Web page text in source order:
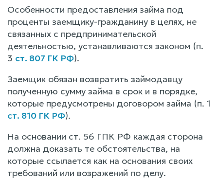
Особенности предоставления займа под
проценты заемщику-гражданину в целях, не
связанных с предпринимательской
деятельностью, устанавливаются законом (п.
3 ст. 807 ГК РФ).
Заемщик обязан возвратить займодавцу
полученную сумму займа в срок и в порядке,
которые предусмотрены договором займа (п. 1
ст. 810 ГК РФ).
На основании ст. 56 ГПК РФ каждая сторона
должна доказать те обстоятельства, на
которые ссылается как на основания своих
требований или возражений по делу.